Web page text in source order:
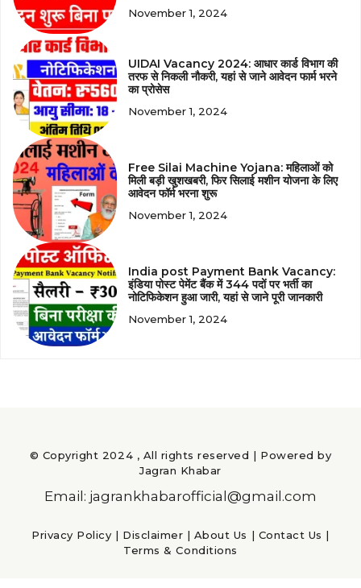
November 1, 2024
UIDAI Vacancy 2024: आधार कार्ड विभाग की
तरफ से निकली नौकरी, यहां से जाने आवेदन फार्म भरने
का प्रोसेस
November 1, 2024
Free Silai Machine Yojana: महिलाओं को
मिली बड़ी खुशखबरी, फिर सिलाई मशीन योजना के लिए
आवेदन फॉर्म भरना शुरू
November 1, 2024
India post Payment Bank Vacancy:
इंडिया पोस्ट पेमेंट बैंक में 344 पदों पर भर्ती का
नोटिफिकेशन हुआ जारी, यहां से जाने पूरी जानकारी
November 1, 2024
© Copyright 2024 , All rights reserved | Powered by
Jagran Khabar
Email: jagrankhabarofficial@gmail.com
Privacy Policy | Disclaimer | About Us | Contact Us |
Terms & Conditions